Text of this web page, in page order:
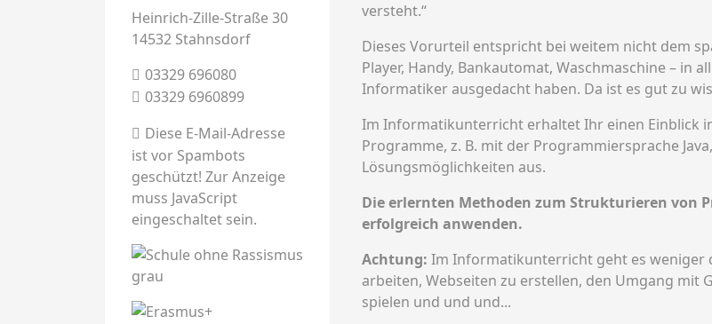
Heinrich-Zille-Straße 30
14532 Stahnsdorf
03329 696080
03329 6960899
Diese E-Mail-Adresse
ist vor Spambots
geschützt! Zur Anzeige
muss JavaScript
eingeschaltet sein.
versteht.“
Dieses Vorurteil entspricht bei weitem nicht dem
Player, Handy, Bankautomat, Waschmaschine – in
Informatiker ausgedacht haben. Da ist es gut zu
Im Informatikunterricht erhaltet Ihr einen Einblick
Programme, z. B. mit der Programmiersprache
Lösungsmöglichkeiten aus.
Die erlernten Methoden zum Strukturieren von
erfolgreich anwenden.
Achtung: Im Informatikunterricht geht es weniger
arbeiten, Webseiten zu erstellen, den Umgang
spielen und und und...